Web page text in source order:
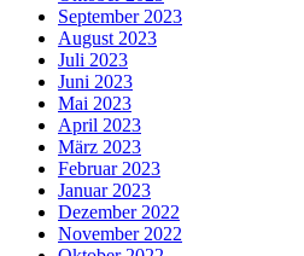
September 2023
August 2023
Juli 2023
Juni 2023
Mai 2023
April 2023
März 2023
Februar 2023
Januar 2023
Dezember 2022
November 2022